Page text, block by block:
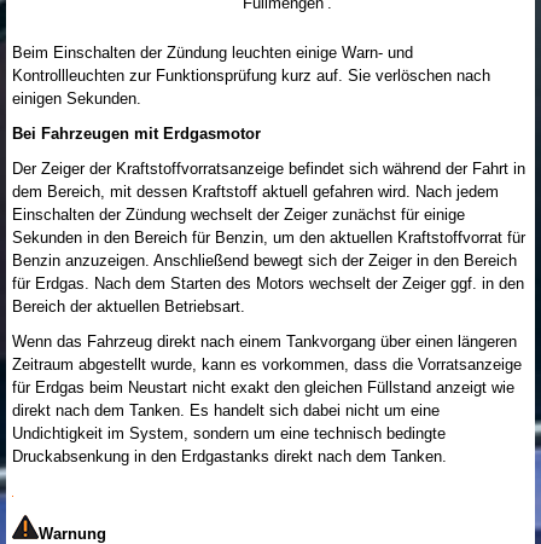
Beim Einschalten der Zündung leuchten einige Warn- und
Kontrollleuchten zur Funktionsprüfung kurz auf. Sie verlöschen nach
einigen Sekunden.
Bei Fahrzeugen mit Erdgasmotor
Der Zeiger der Kraftstoffvorratsanzeige befindet sich während der Fahrt in
dem Bereich, mit dessen Kraftstoff aktuell gefahren wird. Nach jedem
Einschalten der Zündung wechselt der Zeiger zunächst für einige
Sekunden in den Bereich für Benzin, um den aktuellen Kraftstoffvorrat für
Benzin anzuzeigen. Anschließend bewegt sich der Zeiger in den Bereich
für Erdgas. Nach dem Starten des Motors wechselt der Zeiger ggf. in den
Bereich der aktuellen Betriebsart.
Wenn das Fahrzeug direkt nach einem Tankvorgang über einen längeren
Zeitraum abgestellt wurde, kann es vorkommen, dass die Vorratsanzeige
für Erdgas beim Neustart nicht exakt den gleichen Füllstand anzeigt wie
direkt nach dem Tanken. Es handelt sich dabei nicht um eine
Undichtigkeit im System, sondern um eine technisch bedingte
Druckabsenkung in den Erdgastanks direkt nach dem Tanken.
Warnung